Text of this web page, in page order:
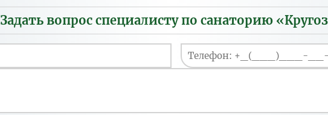
Задать вопрос специалисту по санаторию